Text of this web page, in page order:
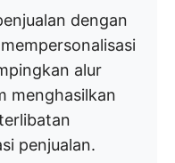
dengan
alur
menghasilkan
penjualan.